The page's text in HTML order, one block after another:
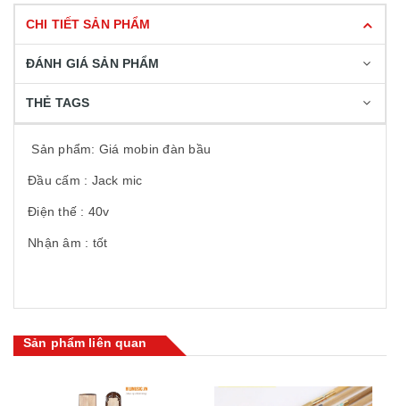
CHI TIẾT SẢN PHẨM
ĐÁNH GIÁ SẢN PHẨM
THẺ TAGS
Sản phẩm: Giá mobin đàn bầu
Đầu cấm : Jack mic
Điện thế : 40v
Nhận âm : tốt
Sản phẩm liên quan